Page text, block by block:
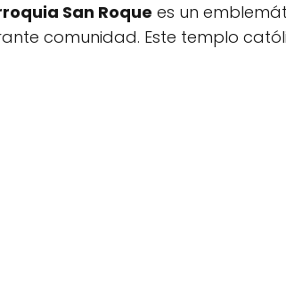
San Roque es un
comunidad. Este templo